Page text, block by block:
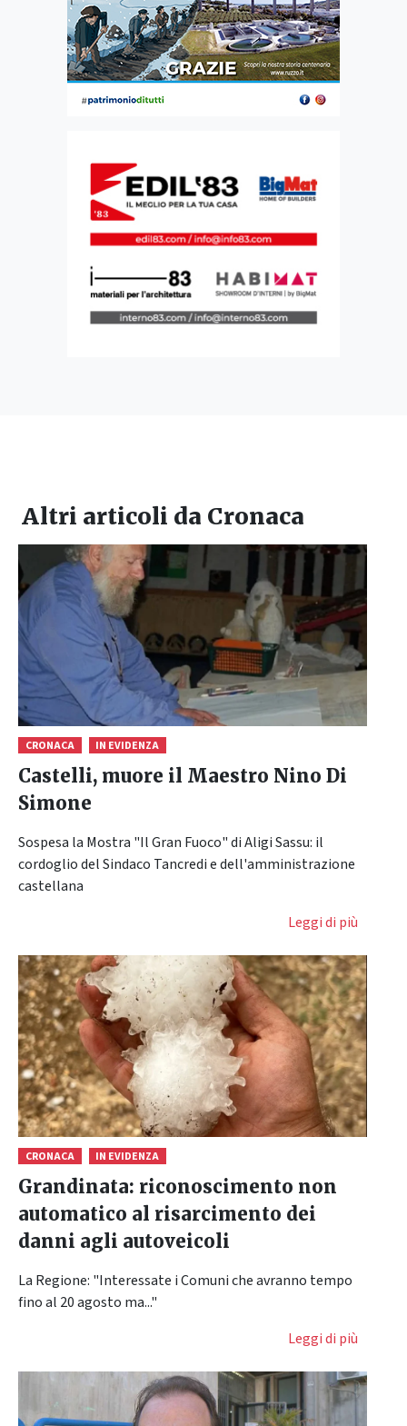
Altri articoli da Cronaca
CRONACA IN EVIDENZA
Castelli, muore il Maestro Nino Di
Simone
Sospesa la Mostra "Il Gran Fuoco" di Aligi Sassu: il
cordoglio del Sindaco Tancredi e dell'amministrazione
castellana
Leggi di più
CRONACA IN EVIDENZA
Grandinata: riconoscimento non
automatico al risarcimento dei
danni agli autoveicoli
La Regione: "Interessate i Comuni che avranno tempo
fino al 20 agosto ma..."
Leggi di più